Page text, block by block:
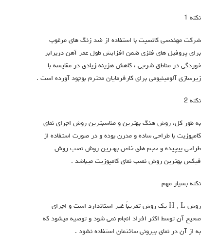
نکته 1
شرکت مهندسی کانسپت با استفاده از ضد زنگ های مرغوب
برای پروفیل های فلزی ضمن افزایش طول عمر آهن دربرابر
خوردگی در مناطق شرجی ، کاهش هزینه زیادی در مقایسه با
زیرسازی آلومینیومی برای کارفرمایان محترم بوجود آورده است .
نکته 2
به طور کل، روش هنگ بهترین و مناسبترین روش اجرای نمای
کامپوزیت با طراحی ساده و مدرن بوده و در صورت استفاده از
طراحی پیچیده و حجم های خاص بهترین روش نصب روش
فیکس بهترین روش نصب نمای کامپوزیت میباشد .
نکته بسیار مهم
روش H , L یک روش تقریباً غیر استاندارد است و اجرای
صحیح آن توسط اکثر افراد انجام نمی شود و توصیه میشود که
به از آن در نمای بیرونی ساختمان استفاده نشود .